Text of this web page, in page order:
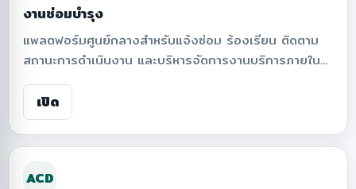
งานซ่อมบำรุง
แพลตฟอร์มศูนย์กลางสำหรับแจ้งซ่อม ร้องเรียน ติดตาม
สถานะการดำเนินงาน และบริหารจัดการงานบริการภายใน
องค์กร รองรับการแจ้งเตือนแบบเรียลไทม์ การตรวจสอบ
ประวัติการแจ้งปัญหา ระบบสถิติ และกระบวนการบริหาร
จัดการงาน เพื่อเพิ่มประสิทธิภาพการดำเนินงานและความพึง
พอใจของผู้ใช้งาน
เปิด
ACD